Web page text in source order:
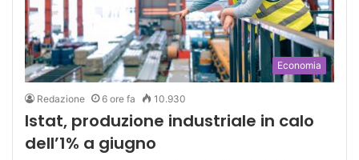
Economia
Redazione 6 ore fa 10.930
Istat, produzione industriale in calo
dell’1% a giugno